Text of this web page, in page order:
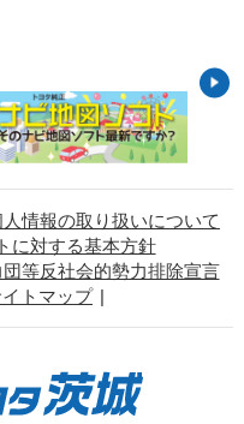
人情報の取り扱いについて
に対する基本方針
等反社会的勢力排除宣言
トマップ